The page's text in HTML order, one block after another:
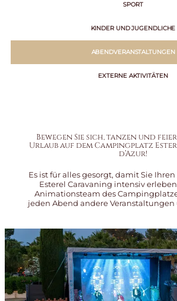
SPORT
KINDER UND JUGENDLICHE
ABENDVERANSTALTUNGEN
EXTERNE AKTIVITÄTEN
Bewegen Sie sich, tanzen und
Urlaub auf dem Campingplatz
d’Azur!
Es ist für alles gesorgt, damit Sie
Esterel Caravaning intensiv
Animationsteam des
jeden Abend andere